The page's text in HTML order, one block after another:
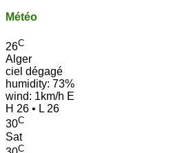
Météo
26C
Alger
ciel dégagé
humidity: 73%
wind: 1km/h E
H 26 • L 26
30C
Sat
C